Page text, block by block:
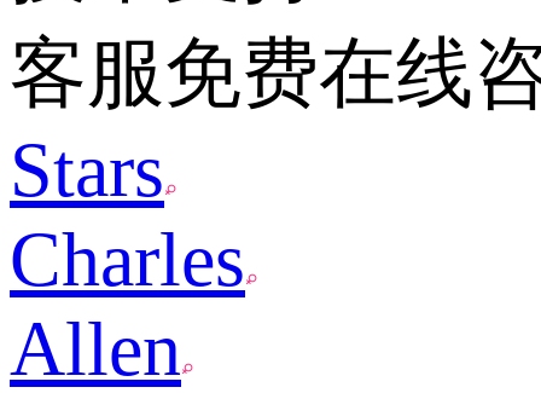
客服免费在线
Stars
Charles
Allen